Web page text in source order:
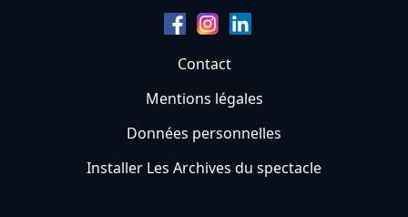
Contact
Mentions légales
Données personnelles
Installer Les Archives du spectacle